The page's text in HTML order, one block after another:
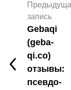
запись
Gebaqi
(geba-
qi.co)
отзывы:
псевдо-